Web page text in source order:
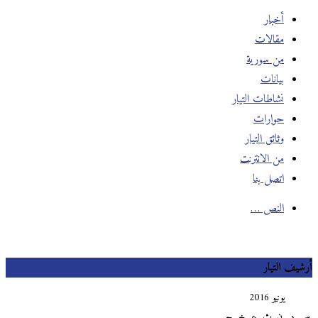
أخبار
مقالات
من سورية
بيانات
نشاطات التيار
حوارات
وثائق التيار
من الانترنت
اتصل بنا
النص …
التيار
يونيو 2016